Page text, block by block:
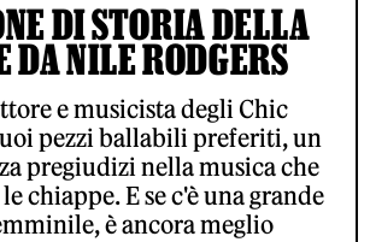
DI STORIA DELLA
DA NILE RODGERS
e musicista degli Chic
pezzi ballabili preferiti, un
pregiudizi nella musica che
chiappe. E se c'è una grande
è ancora meglio